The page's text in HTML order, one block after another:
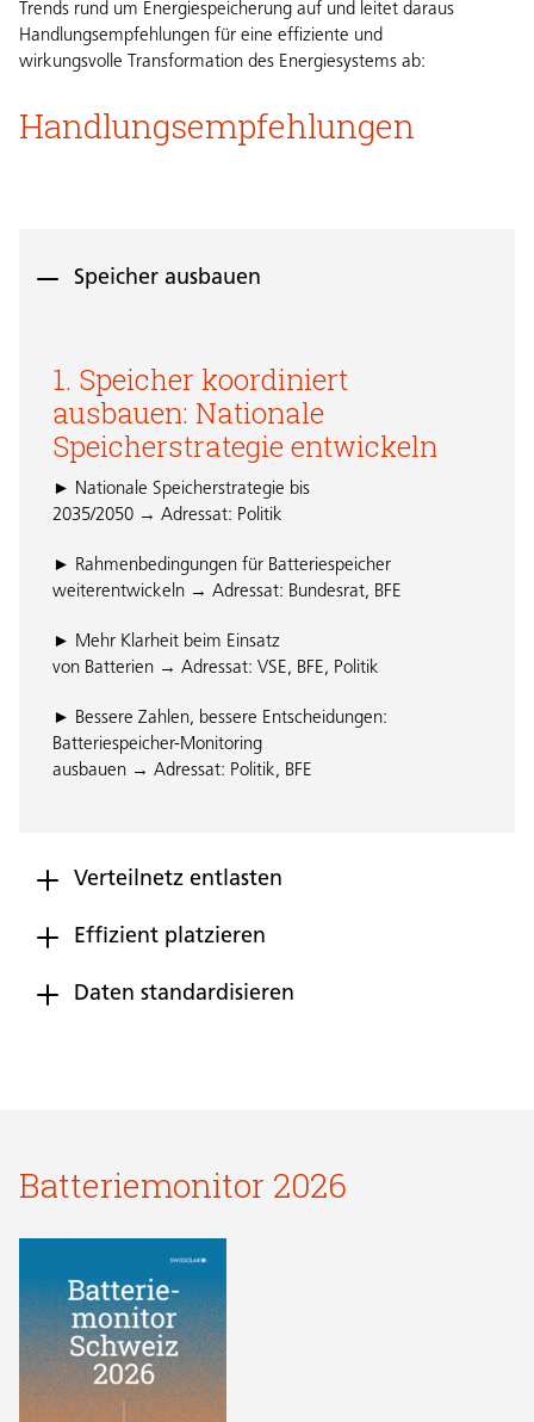
Trends rund um Energiespeicherung auf und leitet daraus
Handlungsempfehlungen für eine effiziente und
wirkungsvolle Transformation des Energiesystems ab:
Handlungsempfehlungen
Speicher ausbauen
1. Speicher koordiniert
ausbauen: Nationale
Speicherstrategie entwickeln
► Nationale Speicherstrategie bis
2035/2050 → Adressat: Politik
► Rahmenbedingungen für Batteriespeicher
weiterentwickeln → Adressat: Bundesrat, BFE
► Mehr Klarheit beim Einsatz
von Batterien → Adressat: VSE, BFE, Politik
► Bessere Zahlen, bessere Entscheidungen:
Batteriespeicher-Monitoring
ausbauen → Adressat: Politik, BFE
Verteilnetz entlasten
Effizient platzieren
Daten standardisieren
Batteriemonitor 2026